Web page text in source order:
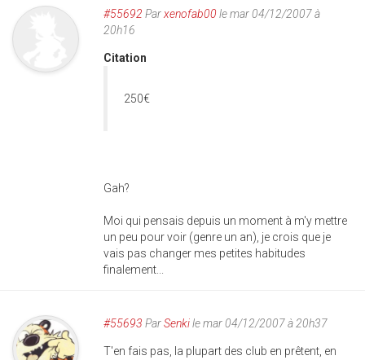
#55692 Parxenofab00 le mar 04/12/2007 à
20h16
Citation
250€
Gah?
Moi qui pensais depuis un moment à m'y mettre
un peu pour voir (genre un an), je crois que je
vais pas changer mes petites habitudes
finalement...
#55693 ParSenkile mar 04/12/2007 à 20h37
T'en fais pas, la plupart des club en prêtent, en